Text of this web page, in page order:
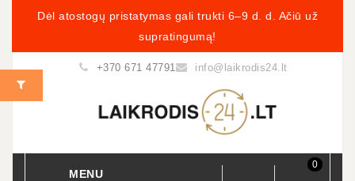
Dėl atostogų pristatymas gali trukti 6–9 d. d. Ačiū už
supratingumą!
+370 671 47791 info@laikrodis24.lt
0
MENU